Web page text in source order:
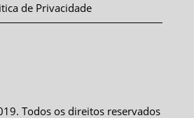
de Privacidade
Todos os direitos reservados